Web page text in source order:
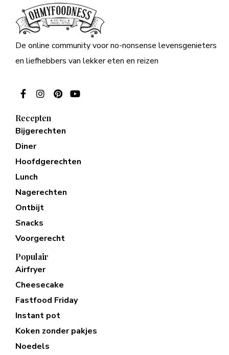
De online community voor no-nonsense levensgenieters
en liefhebbers van lekker eten en reizen
Recepten
Bijgerechten
Diner
Hoofdgerechten
Lunch
Nagerechten
Ontbijt
Snacks
Voorgerecht
Populair
Airfryer
Cheesecake
Fastfood Friday
Instant pot
Koken zonder pakjes
Noedels